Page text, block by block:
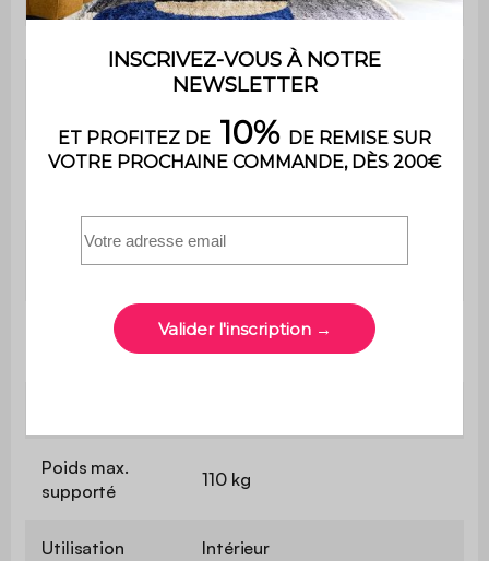
35cm de mousse
Hauteur
Profondeur
63 cm
Confort de
Souple
Poids max.
supporté
110 kg
Utilisation Intérieur